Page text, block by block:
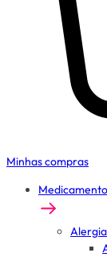
Minhas compras